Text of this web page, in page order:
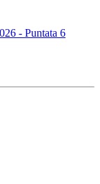
- Puntata 6